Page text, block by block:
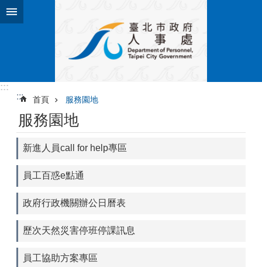
跳到主要內容區塊
:::
:::
首頁 服務園地
服務園地
新進人員call for help專區
員工百惑e點通
政府行政機關辦公日曆表
歷次天然災害停班停課訊息
員工協助方案專區